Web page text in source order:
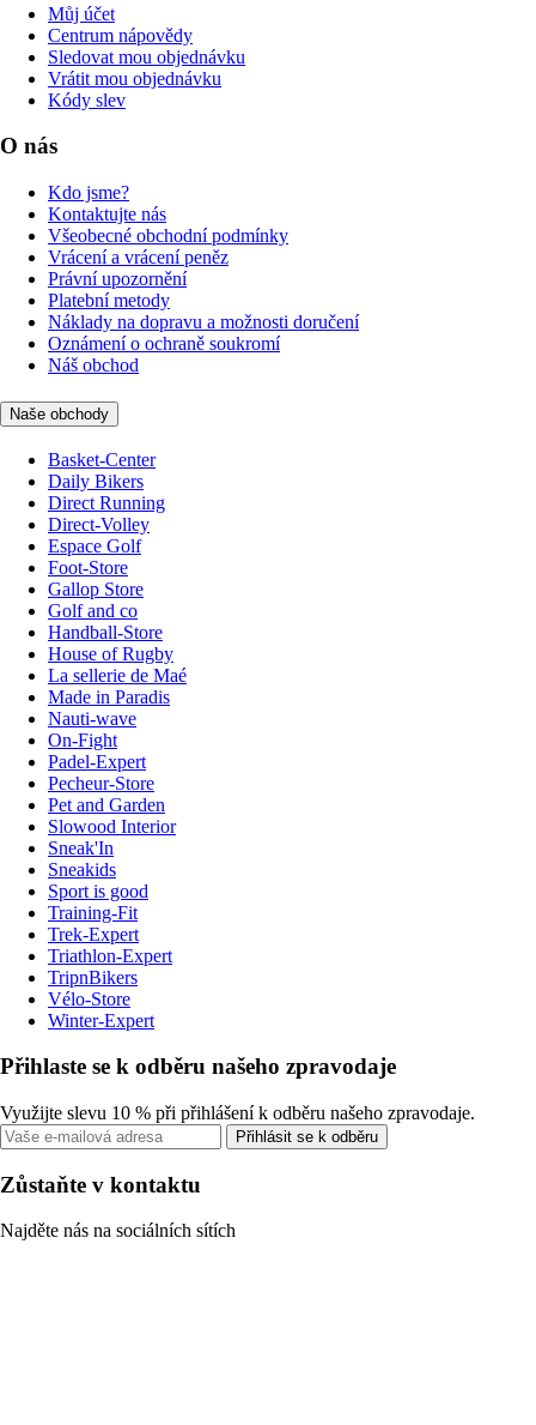
Můj účet
Centrum nápovědy
Sledovat mou objednávku
Vrátit mou objednávku
Kódy slev
O nás
Kdo jsme?
Kontaktujte nás
Všeobecné obchodní podmínky
Vrácení a vrácení peněz
Právní upozornění
Platební metody
Náklady na dopravu a možnosti doručení
Oznámení o ochraně soukromí
Náš obchod
Naše obchody
Basket-Center
Daily Bikers
Direct Running
Direct-Volley
Espace Golf
Foot-Store
Gallop Store
Golf and co
Handball-Store
House of Rugby
La sellerie de Maé
Made in Paradis
Nauti-wave
On-Fight
Padel-Expert
Pecheur-Store
Pet and Garden
Slowood Interior
Sneak'In
Sneakids
Sport is good
Training-Fit
Trek-Expert
Triathlon-Expert
TripnBikers
Vélo-Store
Winter-Expert
Přihlaste se k odběru našeho zpravodaje
Využijte slevu 10 % při přihlášení k odběru našeho zpravodaje.
Přihlásit se k odběru
Zůstaňte v kontaktu
Najděte nás na sociálních sítích